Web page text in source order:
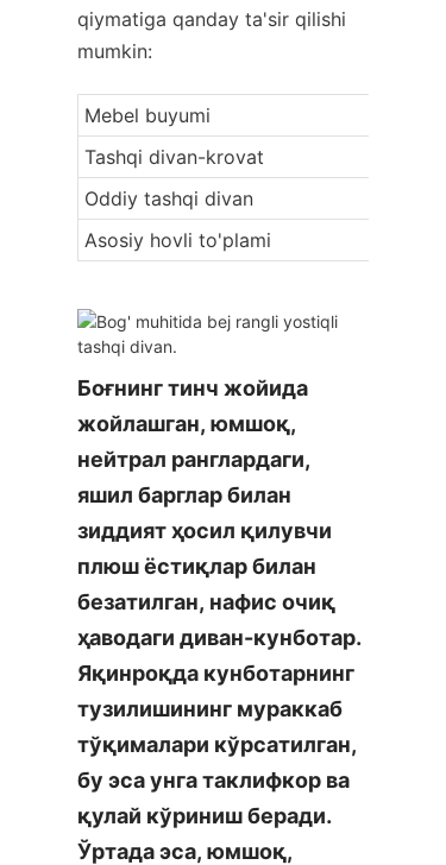
qiymatiga qanday ta'sir qilishi
mumkin:
Mebel buyumi
Tashqi divan-krovat
Oddiy tashqi divan
Asosiy hovli to'plami
Боғнинг тинч жойида
жойлашган, юмшоқ,
нейтрал ранглардаги,
яшил барглар билан
зиддият ҳосил қилувчи
плюш ёстиқлар билан
безатилган, нафис очиқ
ҳаводаги диван-кунботар.
Яқинроқда кунботарнинг
тузилишининг мураккаб
тўқималари кўрсатилган,
бу эса унга таклифкор ва
қулай кўриниш беради.
Ўртада эса, юмшоқ,